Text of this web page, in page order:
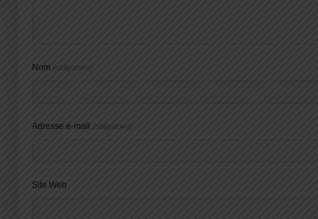
Nom (obligatoire)
Adresse e-mail (obligatoire)
Site Web